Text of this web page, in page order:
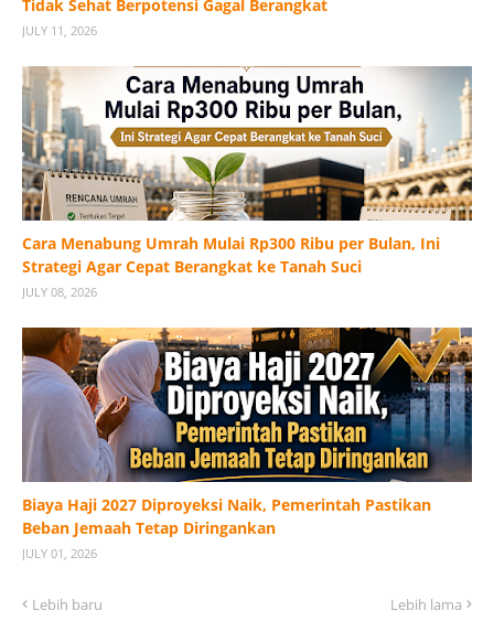
Tidak Sehat Berpotensi Gagal Berangkat
JULY 11, 2026
Cara Menabung Umrah Mulai Rp300 Ribu per Bulan, Ini
Strategi Agar Cepat Berangkat ke Tanah Suci
JULY 08, 2026
Biaya Haji 2027 Diproyeksi Naik, Pemerintah Pastikan
Beban Jemaah Tetap Diringankan
JULY 01, 2026
Lebih baru Lebih lama